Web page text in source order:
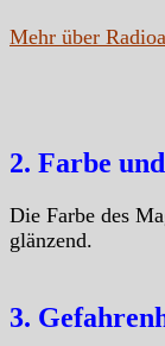
Mehr über
2. Farbe
Die Farbe des
glänzend.
3.